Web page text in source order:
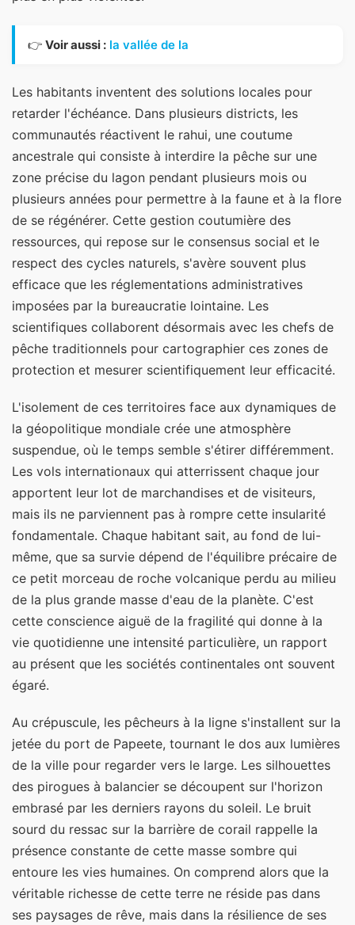
👉 Voir aussi : la vallée de la
Les habitants inventent des solutions locales pour
retarder l'échéance. Dans plusieurs districts, les
communautés réactivent le rahui, une coutume
ancestrale qui consiste à interdire la pêche sur une
zone précise du lagon pendant plusieurs mois ou
plusieurs années pour permettre à la faune et à la flore
de se régénérer. Cette gestion coutumière des
ressources, qui repose sur le consensus social et le
respect des cycles naturels, s'avère souvent plus
efficace que les réglementations administratives
imposées par la bureaucratie lointaine. Les
scientifiques collaborent désormais avec les chefs de
pêche traditionnels pour cartographier ces zones de
protection et mesurer scientifiquement leur efficacité.
L'isolement de ces territoires face aux dynamiques de
la géopolitique mondiale crée une atmosphère
suspendue, où le temps semble s'étirer différemment.
Les vols internationaux qui atterrissent chaque jour
apportent leur lot de marchandises et de visiteurs,
mais ils ne parviennent pas à rompre cette insularité
fondamentale. Chaque habitant sait, au fond de lui-
même, que sa survie dépend de l'équilibre précaire de
ce petit morceau de roche volcanique perdu au milieu
de la plus grande masse d'eau de la planète. C'est
cette conscience aiguë de la fragilité qui donne à la
vie quotidienne une intensité particulière, un rapport
au présent que les sociétés continentales ont souvent
égaré.
Au crépuscule, les pêcheurs à la ligne s'installent sur la
jetée du port de Papeete, tournant le dos aux lumières
de la ville pour regarder vers le large. Les silhouettes
des pirogues à balancier se découpent sur l'horizon
embrasé par les derniers rayons du soleil. Le bruit
sourd du ressac sur la barrière de corail rappelle la
présence constante de cette masse sombre qui
entoure les vies humaines. On comprend alors que la
véritable richesse de cette terre ne réside pas dans
ses paysages de rêve, mais dans la résilience de ses